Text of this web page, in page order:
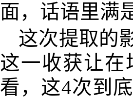
面，话语里满
这次提取的
这一收获让在
看，这4次到